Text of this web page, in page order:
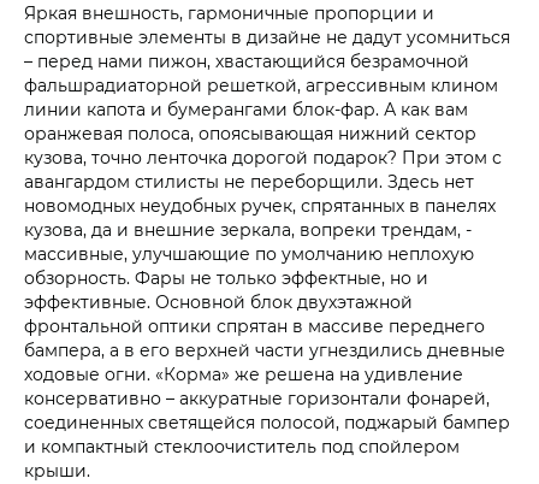
Яркая внешность, гармоничные пропорции и
спортивные элементы в дизайне не дадут усомниться
– перед нами пижон, хвастающийся безрамочной
фальшрадиаторной решеткой, агрессивным клином
линии капота и бумерангами блок-фар. А как вам
оранжевая полоса, опоясывающая нижний сектор
кузова, точно ленточка дорогой подарок? При этом с
авангардом стилисты не переборщили. Здесь нет
новомодных неудобных ручек, спрятанных в панелях
кузова, да и внешние зеркала, вопреки трендам, -
массивные, улучшающие по умолчанию неплохую
обзорность. Фары не только эффектные, но и
эффективные. Основной блок двухэтажной
фронтальной оптики спрятан в массиве переднего
бампера, а в его верхней части угнездились дневные
ходовые огни. «Корма» же решена на удивление
консервативно – аккуратные горизонтали фонарей,
соединенных светящейся полосой, поджарый бампер
и компактный стеклоочиститель под спойлером
крыши.